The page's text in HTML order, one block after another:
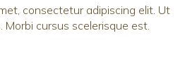
consectetur adipiscing elit. Ut
cursus scelerisque est.